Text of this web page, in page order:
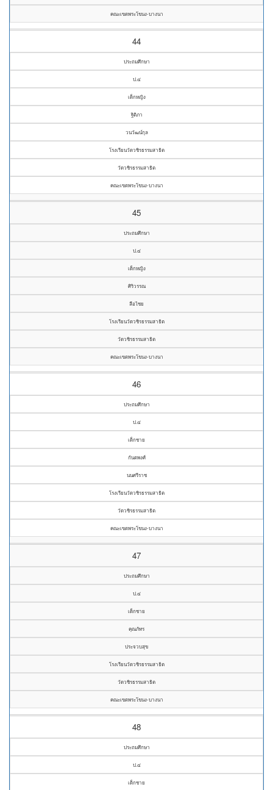
คณะเขตพระโขนง-บางนา
44
ประถมศึกษา
ป.๔
เด็กหญิง
ฐิติภา
วนวัฒน์กุล
โรงเรียนวัดวชิรธรรมสาธิต
วัดวชิรธรรมสาธิต
คณะเขตพระโขนง-บางนา
45
ประถมศึกษา
ป.๔
เด็กหญิง
ศิริวรรณ
ลือไชย
โรงเรียนวัดวชิรธรรมสาธิต
วัดวชิรธรรมสาธิต
คณะเขตพระโขนง-บางนา
46
ประถมศึกษา
ป.๔
เด็กชาย
กันตพงศ์
นนศรีราช
โรงเรียนวัดวชิรธรรมสาธิต
วัดวชิรธรรมสาธิต
คณะเขตพระโขนง-บางนา
47
ประถมศึกษา
ป.๔
เด็กชาย
คุณภัทร
ประจวบสุข
โรงเรียนวัดวชิรธรรมสาธิต
วัดวชิรธรรมสาธิต
คณะเขตพระโขนง-บางนา
48
ประถมศึกษา
ป.๔
เด็กชาย